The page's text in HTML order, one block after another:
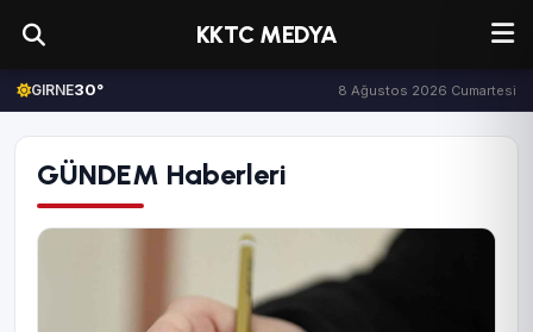
KKTC MEDYA
GIRNE30° 8 Ağustos 2026 Cumartesi
GÜNDEM Haberleri